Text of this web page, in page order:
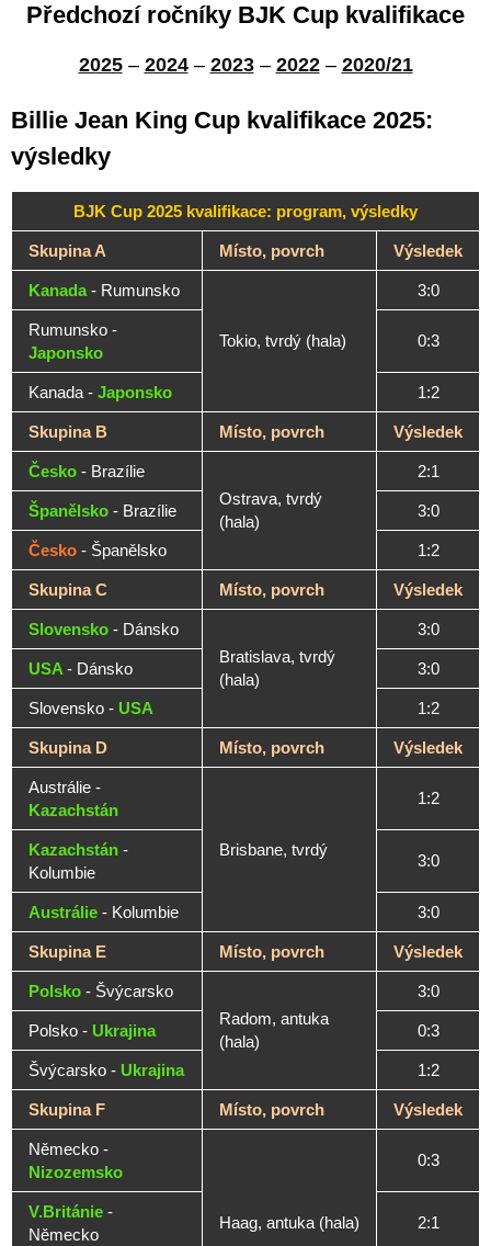
Předchozí ročníky BJK Cup kvalifikace
2025– 2024 – 2023 – 2022– 2020/21
Billie Jean King Cup kvalifikace 2025:
výsledky
BJK Cup 2025 kvalifikace: program, výsledky
Skupina A Místo, povrch Výsledek
Kanada- Rumunsko
Tokio, tvrdý (hala)
3:0
Rumunsko -
Japonsko
0:3
Kanada - Japonsko 1:2
Skupina B Místo, povrch Výsledek
Česko - Brazílie
Ostrava, tvrdý
(hala)
2:1
Španělsko - Brazílie 3:0
Česko - Španělsko 1:2
Skupina C Místo, povrch Výsledek
Slovensko - Dánsko
Bratislava, tvrdý
(hala)
3:0
USA - Dánsko 3:0
Slovensko - USA 1:2
Skupina D Místo, povrch Výsledek
Austrálie -
Kazachstán
Brisbane, tvrdý
1:2
Kazachstán -
Kolumbie
3:0
Austrálie - Kolumbie 3:0
Skupina E Místo, povrch Výsledek
Polsko - Švýcarsko
Radom, antuka
(hala)
3:0
Polsko - Ukrajina 0:3
Švýcarsko - Ukrajina 1:2
Skupina F Místo, povrch Výsledek
Německo -
Nizozemsko
Haag, antuka (hala)
0:3
V.Británie -
Německo
2:1